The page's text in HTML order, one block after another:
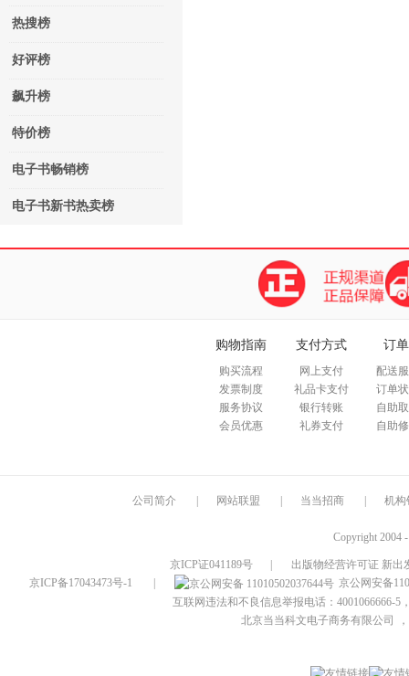
热搜榜
好评榜
飙升榜
特价榜
电子书畅销榜
电子书新书热卖榜
购物指南
购买流程
发票制度
服务协议
会员优惠
支付方式
网上支付
礼品卡支付
银行转账
礼券支付
订
配送
订单
自助
自助
公司简介 网站联盟 当当招商 机构
Copyright 2004
京ICP证041189号
出版物经营许可证 新出
京ICP备17043473号-1
京公网安备
互联网违法和不良信息举报电话：4001066666-5
北京当当科文电子商务有限公司